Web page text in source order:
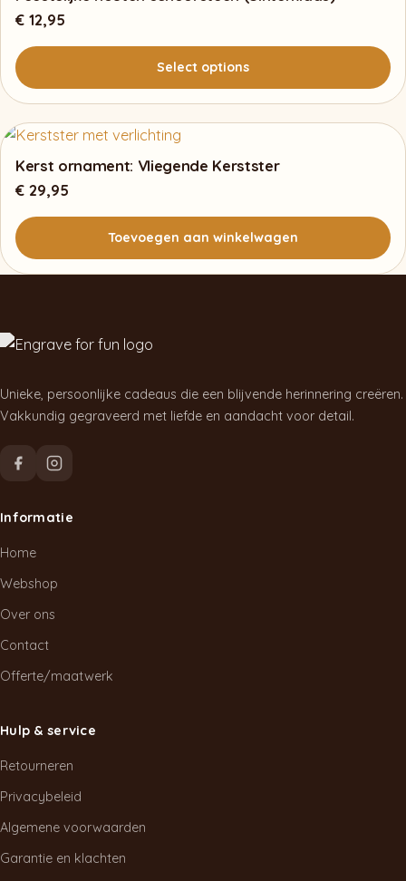
€ 12,95
Select options
Kerst ornament: Vliegende Kerstster
€ 29,95
Toevoegen aan winkelwagen
Unieke, persoonlijke cadeaus die een blijvende herinnering creëren.
Vakkundig gegraveerd met liefde en aandacht voor detail.
Informatie
Home
Webshop
Over ons
Contact
Offerte/maatwerk
Hulp & service
Retourneren
Privacybeleid
Algemene voorwaarden
Garantie en klachten